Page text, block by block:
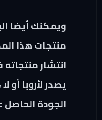
ويمكنك أيضا
منتجات هذا
انتشار
يصدر لأروبا
الجودة الحاصل